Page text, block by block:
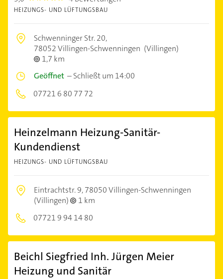
HEIZUNGS- UND LÜFTUNGSBAU
Schwenninger Str. 20,
78052 Villingen-Schwenningen (Villingen)
1,7 km
Geöffnet –Schließt um 14:00
07721 6 80 77 72
Heinzelmann Heizung-Sanitär-
Kundendienst
HEIZUNGS- UND LÜFTUNGSBAU
Eintrachtstr. 9,78050 Villingen-Schwenningen
(Villingen)
1 km
07721 9 94 14 80
Beichl Siegfried Inh. Jürgen Meier
Heizung und Sanitär